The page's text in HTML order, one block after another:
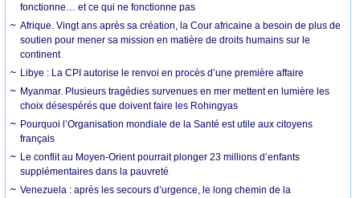
fonctionne… et ce qui ne fonctionne pas
Afrique. Vingt ans après sa création, la Cour africaine a besoin de plus de
soutien pour mener sa mission en matière de droits humains sur le
continent
Libye : La CPI autorise le renvoi en procès d’une première affaire
Myanmar. Plusieurs tragédies survenues en mer mettent en lumière les
choix désespérés que doivent faire les Rohingyas
Pourquoi l’Organisation mondiale de la Santé est utile aux citoyens
français
Le conflit au Moyen-Orient pourrait plonger 23 millions d’enfants
supplémentaires dans la pauvreté
Venezuela : après les secours d’urgence, le long chemin de la